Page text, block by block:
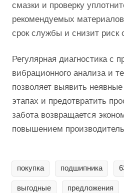
смазки и проверку
рекомендуемых
срок службы и снизит риск
Регулярная диагностика с
вибрационного анализа и
позволяет выявить
этапах и предотвратить
забота возвращается
повышением
покупка подшипника
выгодные предложения